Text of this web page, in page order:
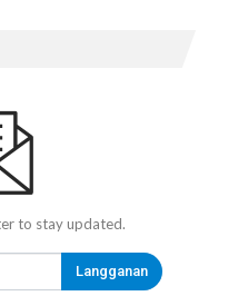
to stay updated.
Langganan